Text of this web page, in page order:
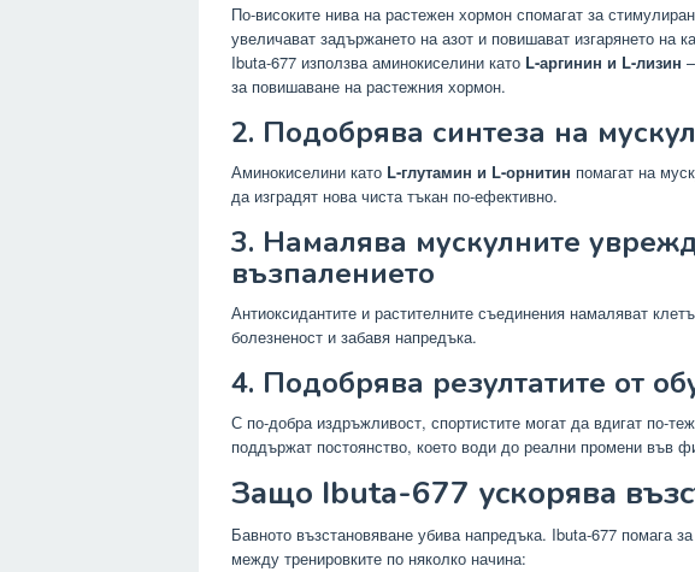
По-високите нива на растежен хормон спомагат за
увеличават задържането на азот и повишават изгарянето на
Ibuta-677 използва аминокиселини като L-аргинин и L-лизин
за повишаване на растежния хормон.
2. Подобрява синтеза на
Аминокиселини като L-глутамин и L-орнитин помагат на
да изградят нова чиста тъкан по-ефективно.
3. Намалява мускулните
възпалението
Антиоксидантите и растителните съединения намаляват
болезненост и забавя напредъка.
4. Подобрява резултатите от
С по-добра издръжливост, спортистите могат да вдигат по-
поддържат постоянство, което води до реални промени във
Защо Ibuta-677 ускорява
Бавното възстановяване убива напредъка. Ibuta-677 помага
между тренировките по няколко начина: